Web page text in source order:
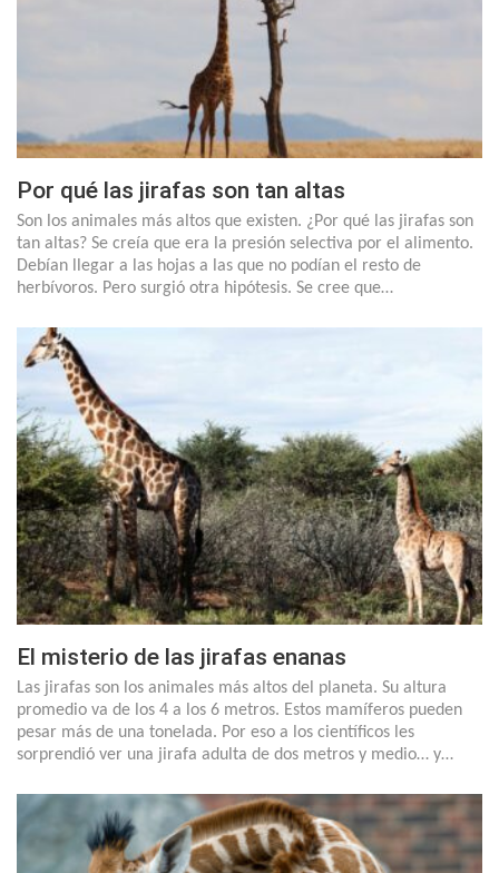
Por qué las jirafas son tan altas
Son los animales más altos que existen. ¿Por qué las jirafas son
tan altas? Se creía que era la presión selectiva por el alimento.
Debían llegar a las hojas a las que no podían el resto de
herbívoros. Pero surgió otra hipótesis. Se cree que…
El misterio de las jirafas enanas
Las jirafas son los animales más altos del planeta. Su altura
promedio va de los 4 a los 6 metros. Estos mamíferos pueden
pesar más de una tonelada. Por eso a los científicos les
sorprendió ver una jirafa adulta de dos metros y medio… y…